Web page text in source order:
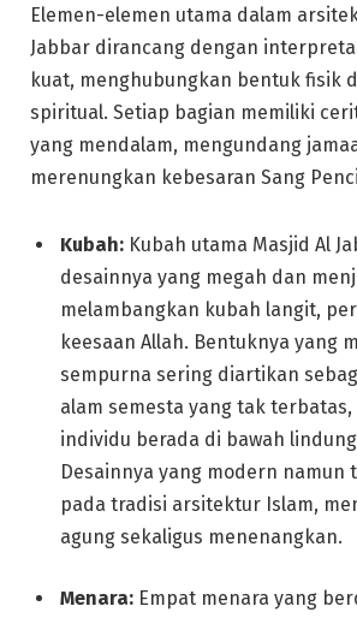
Elemen-elemen utama dalam
Jabbar dirancang dengan
kuat, menghubungkan bentuk fisik
spiritual. Setiap bagian memiliki
yang mendalam, mengundang
merenungkan kebesaran Sang
Kubah: Kubah utama Masjid Al
desainnya yang megah dan
melambangkan kubah langit,
keesaan Allah. Bentuknya yang
sempurna sering diartikan
alam semesta yang tak
individu berada di bawah
Desainnya yang modern namun
pada tradisi arsitektur Islam,
agung sekaligus menenangkan.
Menara: Empat menara yang